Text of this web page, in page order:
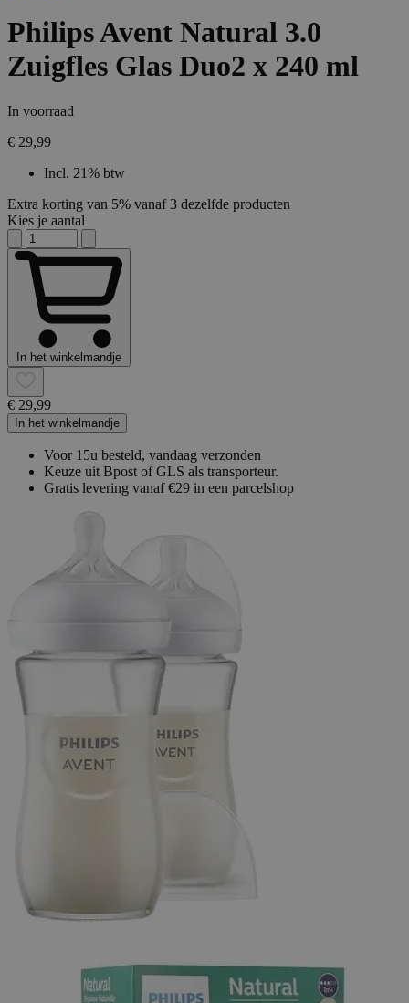
Philips Avent Natural 3.0
Zuigfles Glas Duo2 x 240 ml
In voorraad
€ 29,99
Incl. 21% btw
Extra korting van 5% vanaf 3 dezelfde producten
Kies je aantal
In het winkelmandje
€ 29,99
In het winkelmandje
Voor 15u besteld, vandaag verzonden
Keuze uit Bpost of GLS als transporteur.
Gratis levering vanaf €29 in een parcelshop